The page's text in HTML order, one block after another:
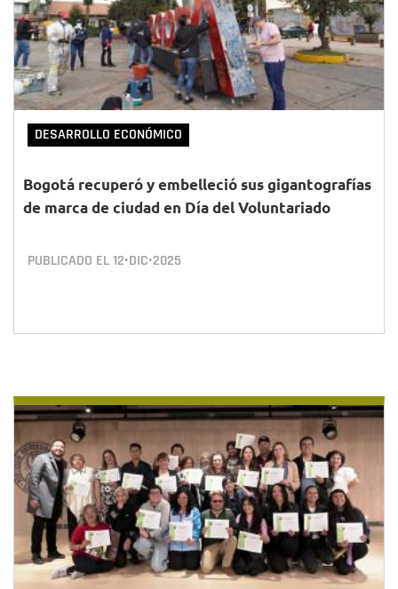
DESARROLLO ECONÓMICO
Bogotá recuperó y embelleció sus gigantografías
de marca de ciudad en Día del Voluntariado
PUBLICADO EL12•DIC•2025